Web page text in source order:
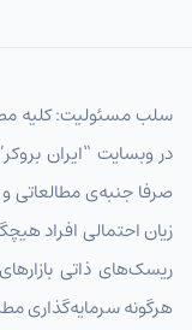
سلب مسئولیت: کلیه
در وبسایت “ایران
صرفا جنبه‌ی مطالعاتی
زیان احتمالی افراد
ریسک‌های ذاتی
هرگونه سرمایه‌گذاری